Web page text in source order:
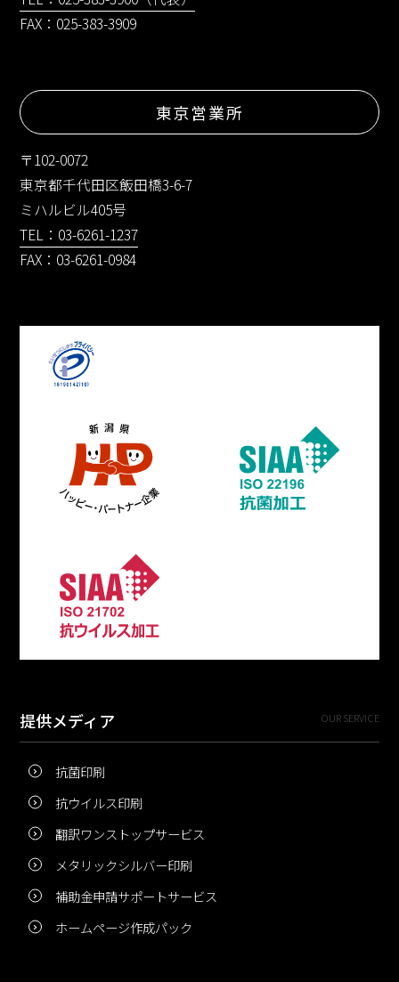
FAX：025-383-3909
東京営業所
〒102-0072
東京都千代田区飯田橋3-6-7
ミハルビル405号
TEL：03-6261-1237
FAX：03-6261-0984
提供メディア OUR SERVICE
抗菌印刷
抗ウイルス印刷
翻訳ワンストップサービス
メタリックシルバー印刷
補助金申請サポートサービス
ホームページ作成パック